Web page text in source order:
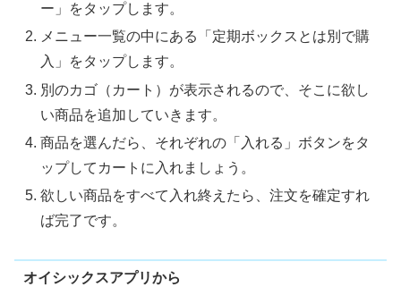
ー」をタップします。
メニュー一覧の中にある「定期ボックスとは別で購
入」をタップします。
別のカゴ（カート）が表示されるので、そこに欲し
い商品を追加していきます。
商品を選んだら、それぞれの「入れる」ボタンをタ
ップしてカートに入れましょう。
欲しい商品をすべて入れ終えたら、注文を確定すれ
ば完了です。
オイシックスアプリから